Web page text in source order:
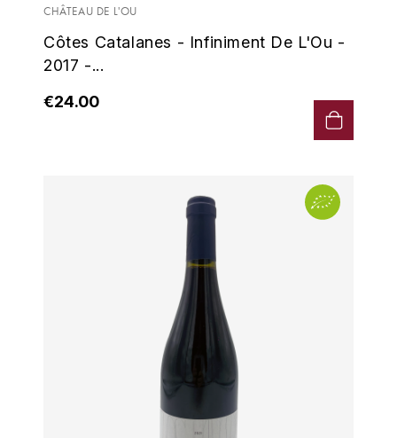
CHÂTEAU DE L'OU
Côtes Catalanes - Infiniment De L'Ou -
2017 -...
€24.00